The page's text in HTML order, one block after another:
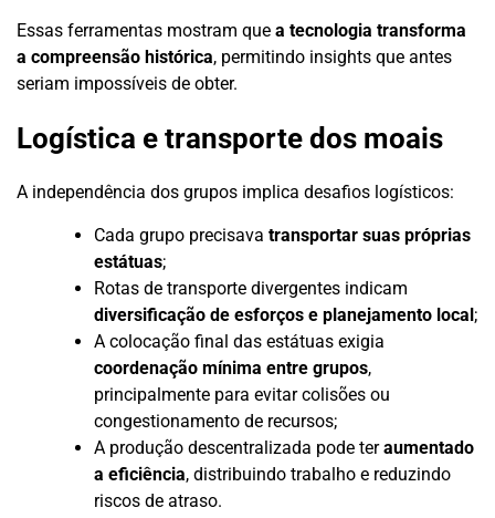
Essas ferramentas mostram que a tecnologia transforma
a compreensão histórica, permitindo insights que antes
seriam impossíveis de obter.
Logística e transporte dos moais
A independência dos grupos implica desafios logísticos:
Cada grupo precisava transportar suas próprias
estátuas;
Rotas de transporte divergentes indicam
diversificação de esforços e planejamento local ;
A colocação final das estátuas exigia
coordenação mínima entre grupos,
principalmente para evitar colisões ou
congestionamento de recursos;
A produção descentralizada pode teraumentado
a eficiência, distribuindo trabalho e reduzindo
riscos de atraso.